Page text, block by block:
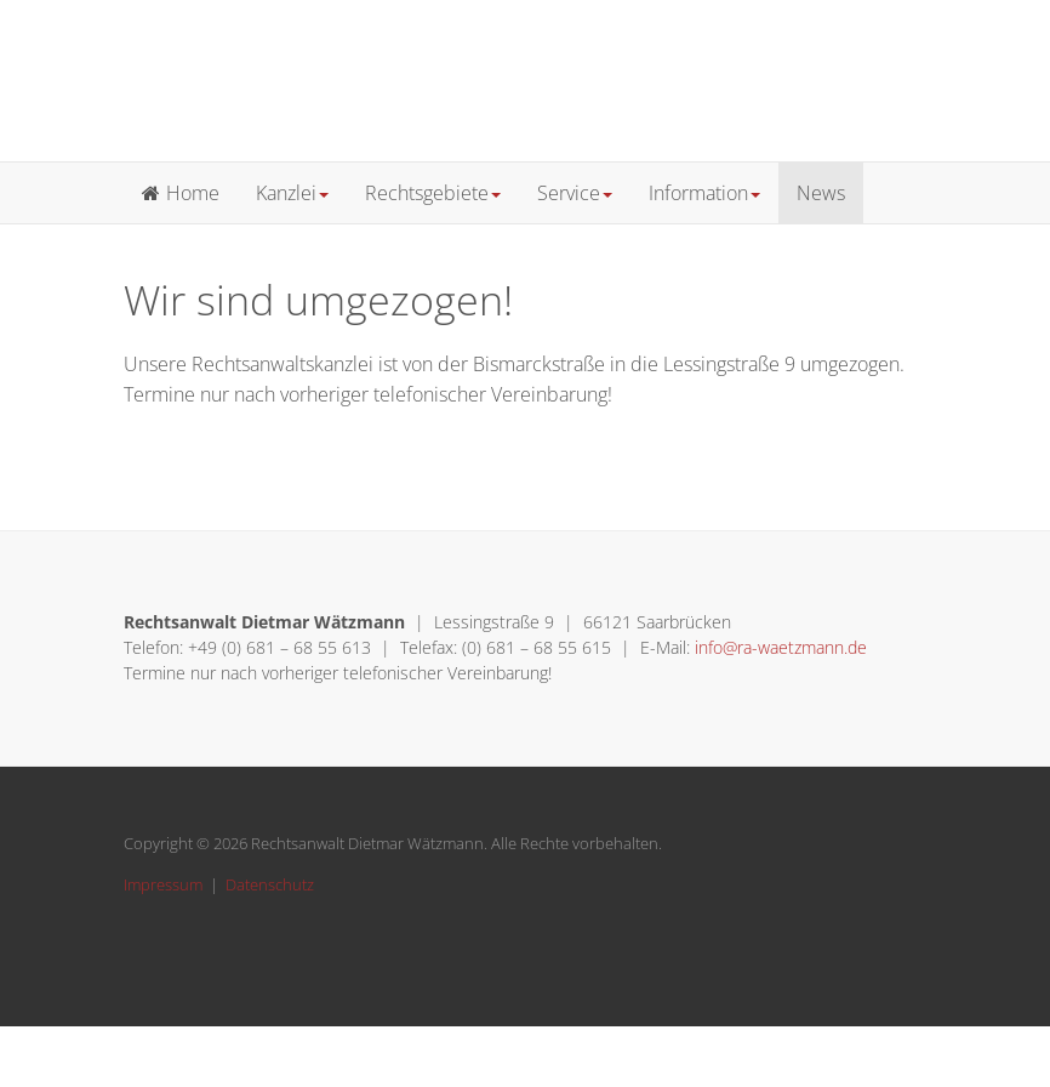
Home Kanzlei Rechtsgebiete Service Information News
Wir sind umgezogen!
Unsere Rechtsanwaltskanzlei ist von der Bismarckstraße in die Lessingstraße 9 umgezogen.
Termine nur nach vorheriger telefonischer Vereinbarung!
Rechtsanwalt Dietmar Wätzmann | Lessingstraße 9 | 66121 Saarbrücken
Telefon: +49 (0) 681 – 68 55 613 | Telefax: (0) 681 – 68 55 615 | E-Mail: info@ra-waetzmann.de
Termine nur nach vorheriger telefonischer Vereinbarung!
Copyright © 2026 Rechtsanwalt Dietmar Wätzmann. Alle Rechte vorbehalten.
Impressum | Datenschutz